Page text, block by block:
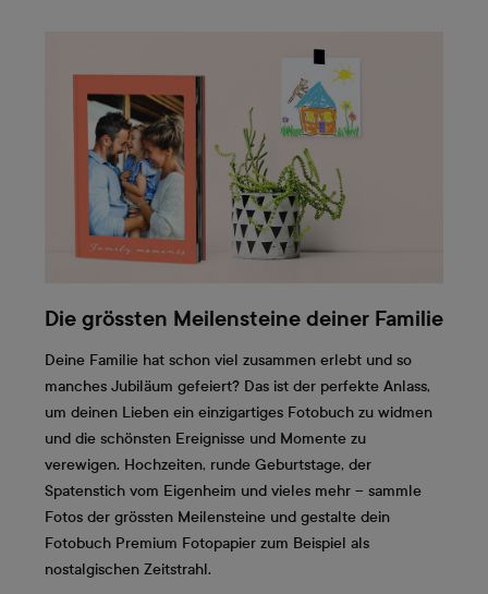
Die grössten Meilensteine deiner Familie
Deine Familie hat schon viel zusammen erlebt und so
manches Jubiläum gefeiert? Das ist der perfekte Anlass,
um deinen Lieben ein einzigartiges Fotobuch zu widmen
und die schönsten Ereignisse und Momente zu
verewigen. Hochzeiten, runde Geburtstage, der
Spatenstich vom Eigenheim und vieles mehr – sammle
Fotos der grössten Meilensteine und gestalte dein
Fotobuch Premium Fotopapier zum Beispiel als
nostalgischen Zeitstrahl.